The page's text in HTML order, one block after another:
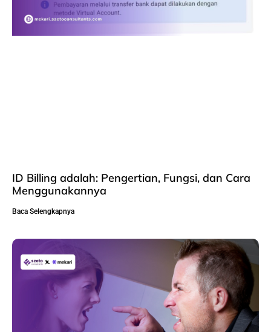
ID Billing adalah: Pengertian, Fungsi, dan Cara
Menggunakannya
Baca Selengkapnya